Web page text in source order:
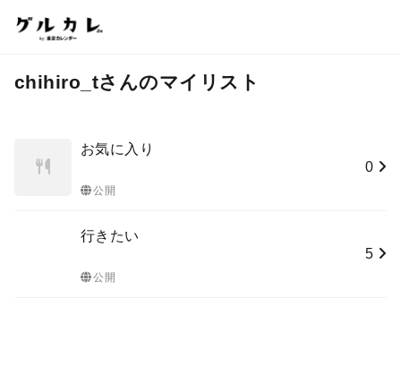
chihiro_tさんのマイリスト
お気に入り
公開
0
行きたい
公開
5